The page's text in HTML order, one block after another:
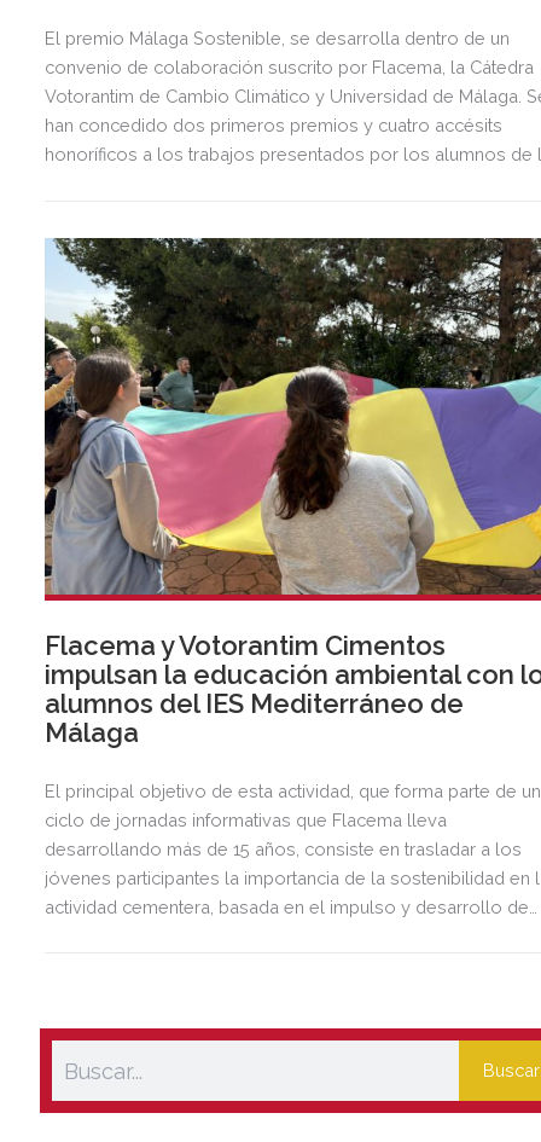
El premio Málaga Sostenible, se desarrolla dentro de un
convenio de colaboración suscrito por Flacema, la Cátedra
Votorantim de Cambio Climático y Universidad de Málaga.
han concedido dos primeros premios y cuatro accésits
honoríficos a los trabajos presentados por los alumnos de
Flacema y Votorantim Cimentos
impulsan la educación ambiental con
alumnos del IES Mediterráneo de
Málaga
El principal objetivo de esta actividad, que forma parte de un
ciclo de jornadas informativas que Flacema lleva
desarrollando más de 15 años, consiste en trasladar a los
jóvenes participantes la importancia de la sostenibilidad en
actividad cementera, basada en el impulso y desarrollo de
Buscar